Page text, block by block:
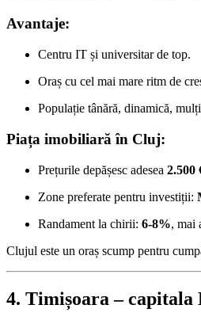
Avantaje:
Centru IT și universitar de top.
Oraș cu cel mai mare ritm de
Populație tânără, dinamică,
Piața imobiliară în Cluj:
Prețurile depășesc adesea 2.500
Zone preferate pentru investiții:
Randament la chirii: 6-8%, mai
Clujul este un oraș scump pentru
4. Timișoara – capitala